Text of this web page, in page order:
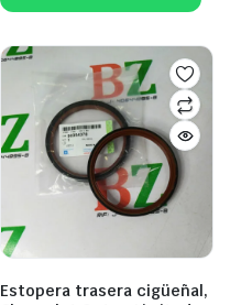
Estopera trasera cigüeñal,